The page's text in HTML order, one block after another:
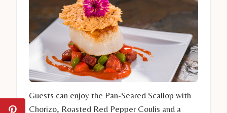
Guests can enjoy the Pan-Seared Scallop with
Chorizo, Roasted Red Pepper Coulis and a